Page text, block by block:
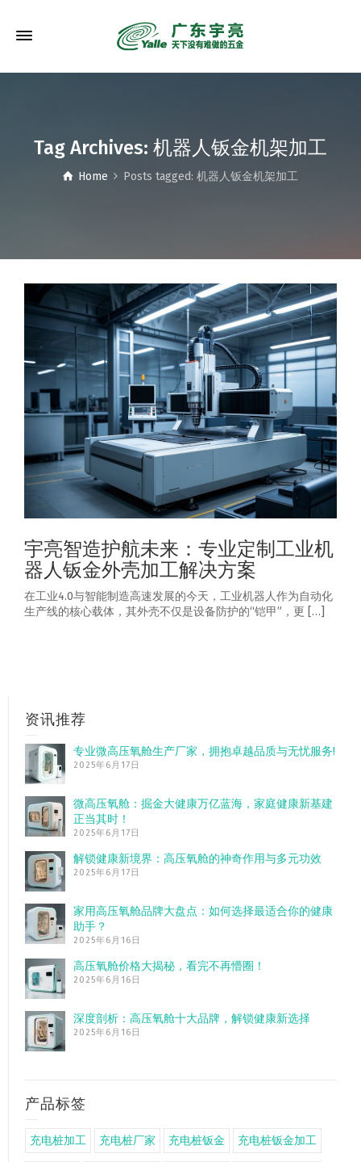
Tag Archives: 机器人钣金机架加工
Home Posts tagged: 机器人钣金机架加工
宇亮智造护航未来：专业定制工业机
器人钣金外壳加工解决方案
在工业4.0与智能制造高速发展的今天，工业机器人作为自动化
生产线的核心载体，其外壳不仅是设备防护的“铠甲”，更 […]
资讯推荐
专业微高压氧舱生产厂家，拥抱卓越品质与无忧服务!
2025年6月17日
微高压氧舱：掘金大健康万亿蓝海，家庭健康新基建
正当其时！
2025年6月17日
解锁健康新境界：高压氧舱的神奇作用与多元功效
2025年6月17日
家用高压氧舱品牌大盘点：如何选择最适合你的健康
助手？
2025年6月16日
高压氧舱价格大揭秘，看完不再懵圈！
2025年6月16日
深度剖析：高压氧舱十大品牌，解锁健康新选择
2025年6月16日
产品标签
充电桩加工 充电桩厂家 充电桩钣金 充电桩钣金加工